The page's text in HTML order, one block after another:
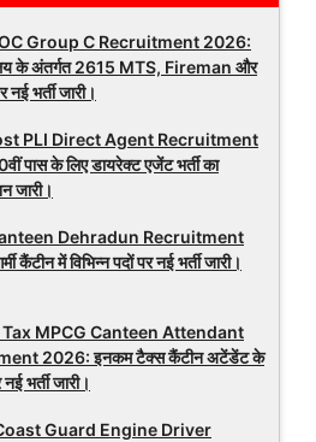
Group C Recruitment 2026:
के अंतर्गत 2615 MTS, Fireman और
नई भर्ती जारी।
PLI Direct Agent Recruitment
पास के लिए डायरेक्ट एजेंट भर्ती का
जारी।
Dehradun Recruitment
कैंटीन में विभिन्न पदों पर नई भर्ती जारी।
MPCG Canteen Attendant
2026: इनकम टैक्स कैंटीन अटेंडेंट के
भर्ती जारी।
Guard Engine Driver